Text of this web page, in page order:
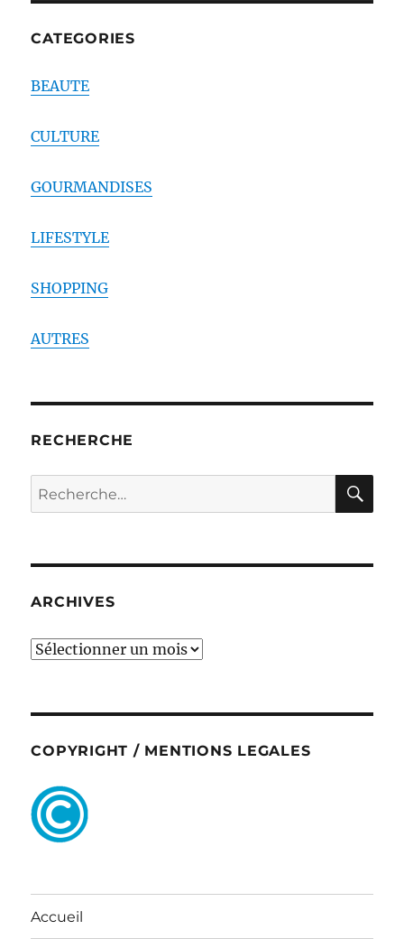
CATEGORIES
BEAUTE
CULTURE
GOURMANDISES
LIFESTYLE
SHOPPING
AUTRES
RECHERCHE
Recherche
pour :
ARCHIVES
ARCHIVES
COPYRIGHT / MENTIONS LEGALES
Accueil